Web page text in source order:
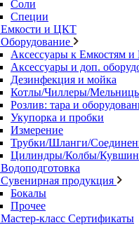
Соли
Специи
Емкости и ЦКТ
Оборудование
Аксессуары к Емкостям
Аксессуары и доп.
Дезинфекция и мойка
Котлы/Чиллеры/
Розлив: тара и
Укупорка и пробки
Измерение
Трубки/Шланги/
Цилиндры/Колбы/
Водоподготовка
Сувенирная продукция
Бокалы
Прочее
Мастер-класс Сертификаты